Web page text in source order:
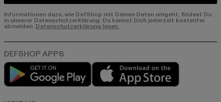
Informationen dazu, wie DefShop mit Deinen Daten umgeht, findest Du
in unserer Datenschutzerklärung. Du kannst Dich jederzeit kostenfei
abmelden. Datenschutzerklärung lesen.
Play market